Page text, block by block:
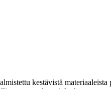
kestävistä